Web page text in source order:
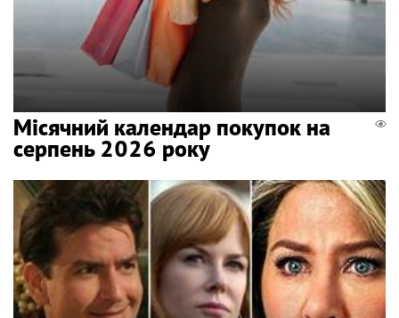
Місячний календар покупок на
серпень 2026 року